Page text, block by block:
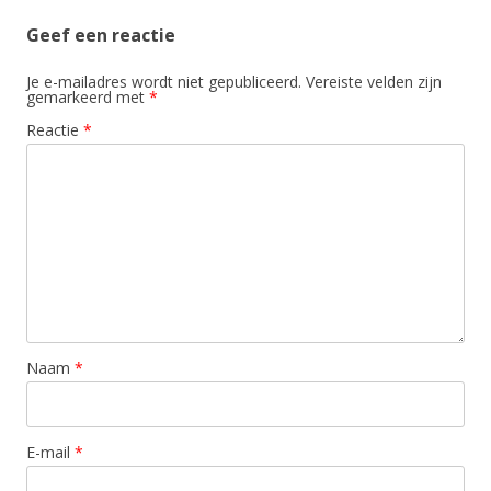
Geef een reactie
Je e-mailadres wordt niet gepubliceerd. Vereiste velden zijn
gemarkeerd met *
Reactie *
Naam *
E-mail *